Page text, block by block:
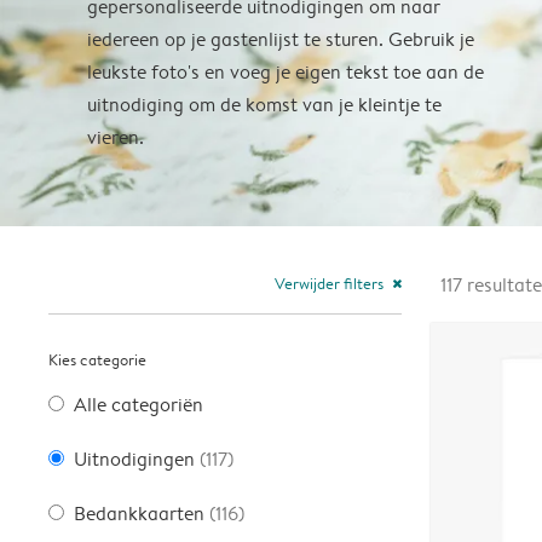
gepersonaliseerde uitnodigingen om naar
iedereen op je gastenlijst te sturen. Gebruik je
leukste foto's en voeg je eigen tekst toe aan de
uitnodiging om de komst van je kleintje te
vieren.
Verwijder filters close
Kies categorie
Alle categoriën
Uitnodigingen (117)
Bedankkaarten (116)
117